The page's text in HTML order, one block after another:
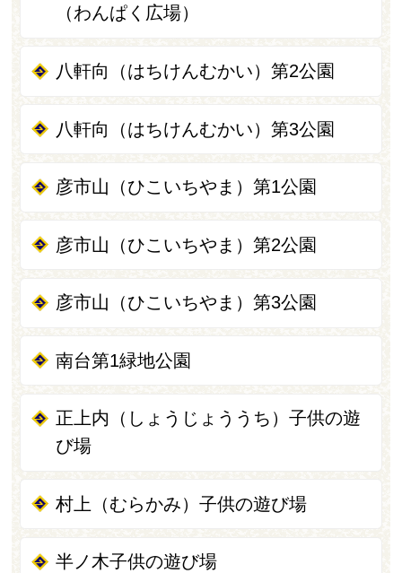
（わんぱく広場）
八軒向（はちけんむかい）第2公園
八軒向（はちけんむかい）第3公園
彦市山（ひこいちやま）第1公園
彦市山（ひこいちやま）第2公園
彦市山（ひこいちやま）第3公園
南台第1緑地公園
正上内（しょうじょううち）子供の遊
び場
村上（むらかみ）子供の遊び場
半ノ木子供の遊び場